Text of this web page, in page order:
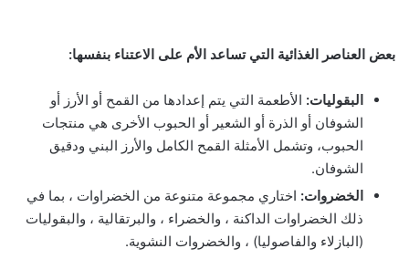
بعض العناصر الغذائية التي تساعد الأم على الاعتناء بنفسها:
البقوليات: الأطعمة التي يتم إعدادها من القمح أو الأرز أو
الشوفان أو الذرة أو الشعير أو الحبوب الأخرى هي منتجات
الحبوب، وتشمل الأمثلة القمح الكامل والأرز البني ودقيق
الشوفان.
الخضروات: اختاري مجموعة متنوعة من الخضراوات ، بما في
ذلك الخضراوات الداكنة ، والخضراء ، والبرتقالية ، والبقوليات
(البازلاء والفاصوليا) ، والخضروات النشوية.